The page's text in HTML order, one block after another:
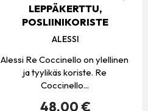
LEPPÄKERTTU,
POSLIINIKORISTE
ALESSI
Alessi Re Coccinello on ylellinen
ja tyylikäs koriste. Re
Coccinello...
48.00 €